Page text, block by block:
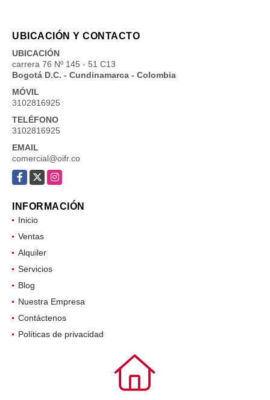
UBICACIÓN Y CONTACTO
UBICACIÓN
carrera 76 Nº 145 - 51 C13
Bogotá D.C. - Cundinamarca - Colombia
MÓVIL
3102816925
TELÉFONO
3102816925
EMAIL
comercial@oifr.co
Facebook
X Instagram
INFORMACIÓN
Inicio
Ventas
Alquiler
Servicios
Blog
Nuestra Empresa
Contáctenos
Políticas de privacidad